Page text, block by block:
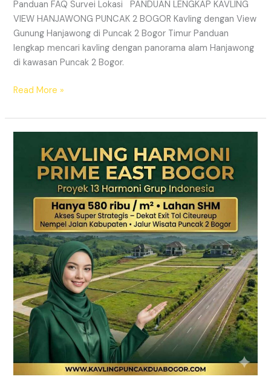
Panduan FAQ Survei Lokasi PANDUAN LENGKAP KAVLING
VIEW HANJAWONG PUNCAK 2 BOGOR Kavling dengan View
Gunung Hanjawong di Puncak 2 Bogor Timur Panduan
lengkap mencari kavling dengan panorama alam Hanjawong
di kawasan Puncak 2 Bogor.
Read More »
Puncak
Jalur
Wisata